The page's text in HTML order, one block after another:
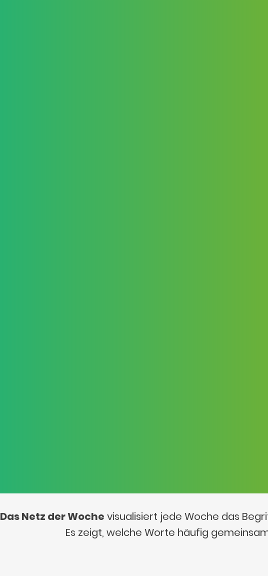
Das Netz der Woche visualisiert jede Woche das
Es zeigt, welche Worte häufig